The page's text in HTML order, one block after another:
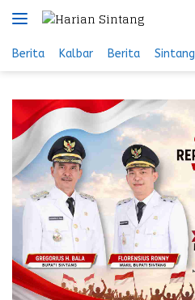
Langsung
ke
konten
Berita Kalbar Berita Sintang